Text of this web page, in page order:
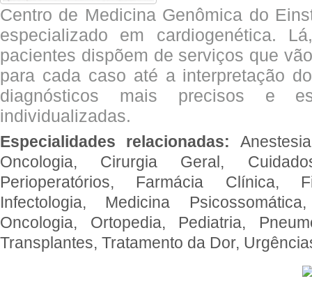
Centro de Medicina Genômica do
especializado em cardiogenética.
pacientes dispõem de serviços que
para cada caso até a interpretação
diagnósticos mais precisos e
individualizadas.
Especialidades relacionadas:
Oncologia, Cirurgia Geral,
Perioperatórios, Farmácia Clínica,
Infectologia, Medicina
Oncologia, Ortopedia, Pediatria,
Transplantes, Tratamento da Dor,